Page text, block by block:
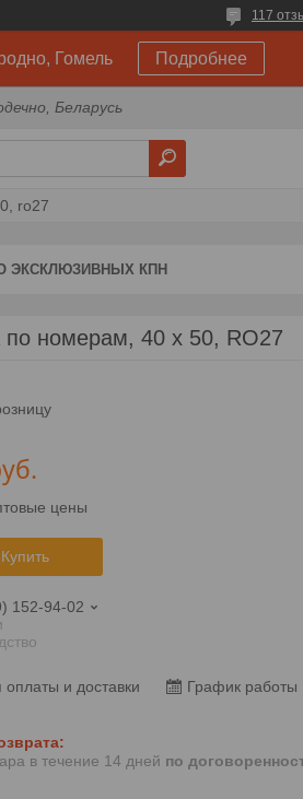
117
Гомель Подробнее
Беларусь
ro27
ЭКСКЛЮЗИВНЫХ КПН
по номерам, 40 x 50, RO27
цены
Купить
152-94-02
оплаты и доставки График работы
в течение 14 дней по